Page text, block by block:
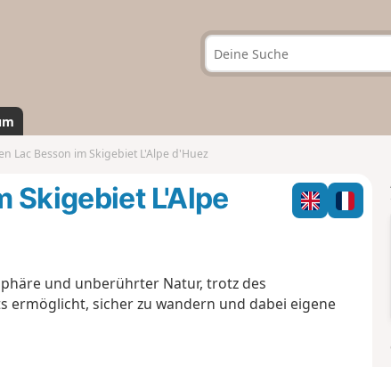
Lac Besson im Skigebiet L'Alpe d'Huez
Skigebiet L'Alpe
und unberührter Natur, trotz des
ermöglicht, sicher zu wandern und dabei eigene